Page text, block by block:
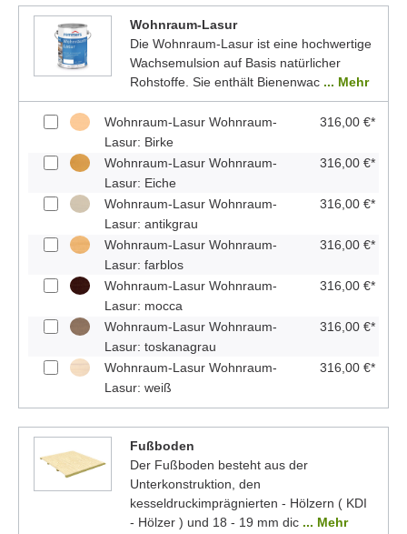
Wohnraum-Lasur
Die Wohnraum-Lasur ist eine hochwertige
Wachsemulsion auf Basis natürlicher
Rohstoffe. Sie enthält Bienenwac ... Mehr
Wohnraum-Lasur Wohnraum-
Lasur: Birke
316,00 €*
Wohnraum-Lasur Wohnraum-
Lasur: Eiche
316,00 €*
Wohnraum-Lasur Wohnraum-
Lasur: antikgrau
316,00 €*
Wohnraum-Lasur Wohnraum-
Lasur: farblos
316,00 €*
Wohnraum-Lasur Wohnraum-
Lasur: mocca
316,00 €*
Wohnraum-Lasur Wohnraum-
Lasur: toskanagrau
316,00 €*
Wohnraum-Lasur Wohnraum-
Lasur: weiß
316,00 €*
Fußboden
Der Fußboden besteht aus der
Unterkonstruktion, den
kesseldruckimprägnierten - Hölzern ( KDI
- Hölzer ) und 18 - 19 mm dic ... Mehr